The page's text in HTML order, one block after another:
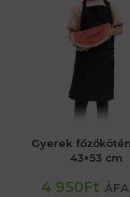
Gyerek
43×53 cm
4 950Ft